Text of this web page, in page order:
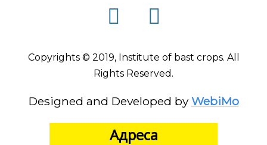
Copyrights © 2019, Institute of bast crops. All
Rights Reserved.
Designed and Developed by WebiMo
Адреса